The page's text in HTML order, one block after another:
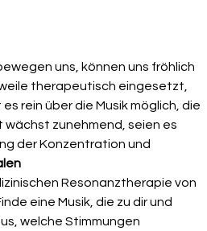
uns, können uns fröhlich
therapeutisch eingesetzt,
rein über die Musik möglich, die
wächst zunehmend, seien es
der Konzentration und
Resonanztherapie von
eine Musik, die zu dir und
welche Stimmungen